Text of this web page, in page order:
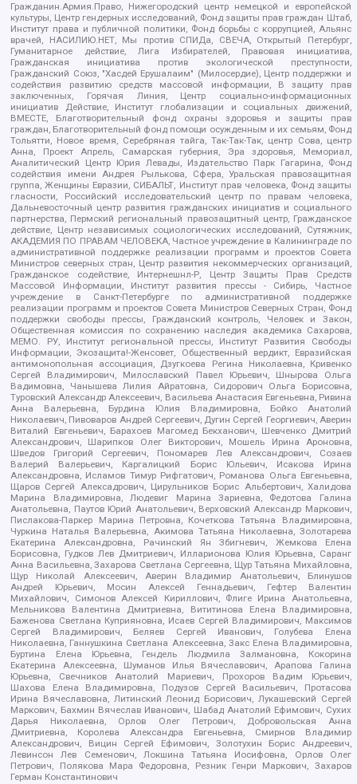
Гражданин.Армия.Право, Нижегородский центр немецкой и европейской
культуры, Центр гендерных исследований, Фонд защиты прав граждан Штаб,
Институт права и публичной политики, Фонд борьбы с коррупцией, Альянс
врачей, НАСИЛИЮ.НЕТ, Мы против СПИДа, СВЕЧА, Открытый Петербург,
Гуманитарное действие, Лига Избирателей, Правовая инициатива,
Гражданская инициатива против экологической преступности,
Гражданский Союз, "Хасдей Ерушалаим" (Милосердие), Центр поддержки и
содействия развитию средств массовой информации, В защиту прав
заключенных, Горячая Линия, Центр социально-информационных
инициатив Действие, Институт глобализации и социальных движений,
ВМЕСТЕ, Благотворительный фонд охраны здоровья и защиты прав
граждан, Благотворительный фонд помощи осужденным и их семьям, Фонд
Тольятти, Новое время, Серебряная тайга, Так-Так-Так, центр Сова, центр
Анна, Проект Апрель, Самарская губерния, Эра здоровья, Мемориал,
Аналитический Центр Юрия Левады, Издательство Парк Гагарина, Фонд
содействия имени Андрея Рылькова, Сфера, Уральская правозащитная
группа, Женщины Евразии, СИБАЛЬТ, Институт прав человека, Фонд защиты
гласности, Российский исследовательский центр по правам человека,
Дальневосточный центр развития гражданских инициатив и социального
партнерства, Пермский региональный правозащитный центр, Гражданское
действие, Центр независимых социологических исследований, Сутяжник,
АКАДЕМИЯ ПО ПРАВАМ ЧЕЛОВЕКА, Частное учреждение в Калининграде по
административной поддержке реализации программ и проектов Совета
Министров северных стран, Центр развития некоммерческих организаций,
Гражданское содействие, Интернешнл-Р, Центр Защиты Прав Средств
Массовой Информации, Институт развития прессы - Сибирь, Частное
учреждение в Санкт-Петербурге по административной поддержке
реализации программ и проектов Совета Министров Северных Стран, Фонд
поддержки свободы прессы, Гражданский контроль, Человек и Закон,
Общественная комиссия по сохранению наследия академика Сахарова,
МЕМО. РУ, Институт региональной прессы, Институт Развития Свободы
Информации, Экозащита!-Женсовет, Общественный вердикт, Евразийская
антимонопольная ассоциация, Дзугкоева Регина Николаевна, Кривенко
Сергей Владимирович, Милославский Павел Юрьевич, Шнырова Ольга
Вадимовна, Чанышева Лилия Айратовна, Сидорович Ольга Борисовна,
Туровский Александр Алексеевич, Васильева Анастасия Евгеньевна, Ривина
Анна Валерьевна, Бурдина Юлия Владимировна, Бойко Анатолий
Николаевич, Пивоваров Андрей Сергеевич, Дугин Сергей Георгиевич, Аверин
Виталий Евгеньевич, Барахоев Магомед Бекханович, Шевченко Дмитрий
Александрович, Шарипков Олег Викторович, Мошель Ирина Ароновна,
Шведов Григорий Сергеевич, Пономарев Лев Александрович, Созаев
Валерий Валерьевич, Каргалицкий Борис Юльевич, Исакова Ирина
Александровна, Исламов Тимур Рифгатович, Романова Ольга Евгеньевна,
Щаров Сергей Алексадрович, Цирульников Борис Альбертович, Халидова
Марина Владимировна, Людевиг Марина Зариевна, Федотова Галина
Анатольевна, Паутов Юрий Анатольевич, Верховский Александр Маркович,
Пислакова-Паркер Марина Петровна, Кочеткова Татьяна Владимировна,
Чуркина Наталья Валерьевна, Акимова Татьяна Николаевна, Золотарева
Екатерина Александровна, Рачинский Ян Збигневич, Жемкова Елена
Борисовна, Гудков Лев Дмитриевич, Илларионова Юлия Юрьевна, Саранг
Анна Васильевна, Захарова Светлана Сергеевна, Щур Татьяна Михайловна,
Щур Николай Алексеевич, Аверин Владимир Анатольевич, Блинушов
Андрей Юрьевич, Мосин Алексей Геннадьевич, Гефтер Валентин
Михайлович, Симонов Алексей Кириллович, Флиге Ирина Анатольевна,
Мельникова Валентина Дмитриевна, Вититинова Елена Владимировна,
Баженова Светлана Куприяновна, Исаев Сергей Владимирович, Максимов
Сергей Владимирович, Беляев Сергей Иванович, Голубева Елена
Николаевна, Ганнушкина Светлана Алексеевна, Закс Елена Владимировна,
Буртина Елена Юрьевна, Гендель Людмила Залмановна, Кокорина
Екатерина Алексеевна, Шуманов Илья Вячеславович, Арапова Галина
Юрьевна, Свечников Анатолий Мариевич, Прохоров Вадим Юрьевич,
Шахова Елена Владимировна, Подузов Сергей Васильевич, Протасова
Ирина Вячеславовна, Литинский Леонид Борисович, Лукашевский Сергей
Маркович, Бахмин Вячеслав Иванович, Шабад Анатолий Ефимович, Сухих
Дарья Николаевна, Орлов Олег Петрович, Добровольская Анна
Дмитриевна, Королева Александра Евгеньевна, Смирнов Владимир
Александрович, Вицин Сергей Ефимович, Золотухин Борис Андреевич,
Левинсон Лев Семенович, Локшина Татьяна Иосифовна, Орлов Олег
Петрович, Полякова Мара Федоровна, Резник Генри Маркович, Захаров
Герман Константинович